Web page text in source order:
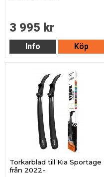
3 995 kr
Info Köp
Torkarblad till Kia Sportage
från 2022-